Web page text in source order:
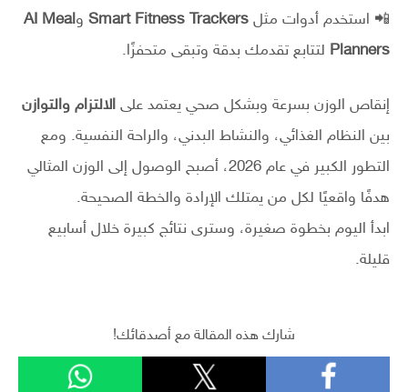
📲 استخدم أدوات مثل Smart Fitness Trackers وAI Meal
Planners لتتابع تقدمك بدقة وتبقى متحفزًا.
إنقاص الوزن بسرعة وبشكل صحي يعتمد على الالتزام والتوازن
بين النظام الغذائي، والنشاط البدني، والراحة النفسية. ومع
التطور الكبير في عام 2026، أصبح الوصول إلى الوزن المثالي
هدفًا واقعيًا لكل من يمتلك الإرادة والخطة الصحيحة.
ابدأ اليوم بخطوة صغيرة، وسترى نتائج كبيرة خلال أسابيع
قليلة.
شارك هذه المقالة مع أصدقائك!